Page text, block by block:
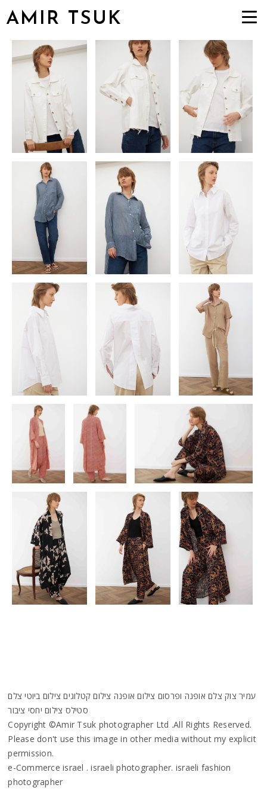
AMIR TSUK
עמיר צוק צלם אופנה ופרסום צילום אופנה צילום קטלוגים צילום ביוטי צלם
סטילס צילום יחסי ציבור
Copyright ©Amir Tsuk photographer Ltd .All Rights Reserved.
Please don't use this image in other media without my explicit
permission.
e-Commerce israel . israeli photographer. israeli fashion
photographer